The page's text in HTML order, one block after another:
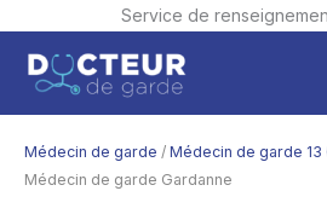
Service de
contenu
Médecin de garde / Médecin de garde
Médecin de garde Gardanne